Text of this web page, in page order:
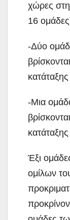
χώρες
16
-Δύο
-Μια
Έξι
ομίλων